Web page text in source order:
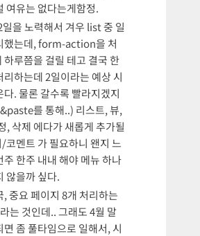
여유는 없다는게함정.
을 노력해서 겨우 list 중 일
했는데, form-action을 처
하루쯤을 걸릴 테고 결국 한
리하는데 2일이라는 예상 시
다. 물론 갈수록 빨라지겠지
를 통해..) 리스트, 뷰,
, 삭제 에다가 새롭게 추가될
코멘트 가 필요하니 왠지 느
주 한주 내내 해야 메뉴 하나
않을까 싶다.
, 중요 페이지 8개 처리하는
는 것인데.. 그래도 4월 말
면 좀 풀타임으로 일해서, 시